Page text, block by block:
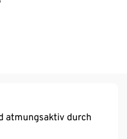
atmungsaktiv durch